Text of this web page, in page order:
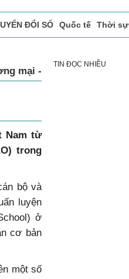
ĐỔI SỐ Quốc tế Thời sự
mại - Dịch vụ
Nam từ
trong
bộ và
luyện
ở
cơ bản
một số
TIN ĐỌC NHIỀU